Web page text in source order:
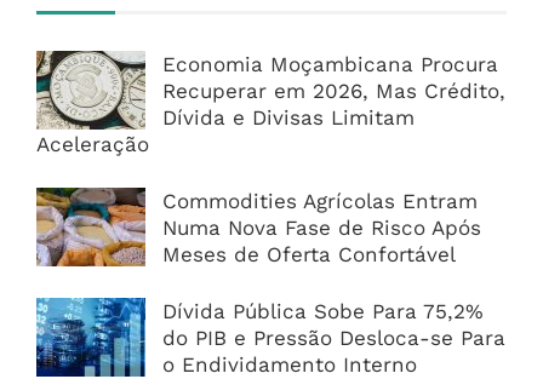
Economia Moçambicana Procura
Recuperar em 2026, Mas Crédito,
Dívida e Divisas Limitam
Aceleração
Commodities Agrícolas Entram
Numa Nova Fase de Risco Após
Meses de Oferta Confortável
Dívida Pública Sobe Para 75,2%
do PIB e Pressão Desloca-se Para
o Endividamento Interno